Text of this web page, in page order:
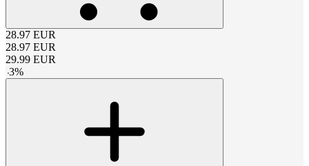
28.97 EUR
28.97 EUR
29.99 EUR
-3%